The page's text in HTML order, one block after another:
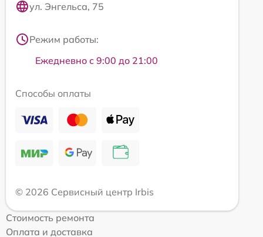
ул. Энгельса, 75
Режим работы:
Ежедневно с 9:00 до 21:00
Способы оплаты
© 2026 Сервисный центр Irbis
Стоимость ремонта
Оплата и доставка